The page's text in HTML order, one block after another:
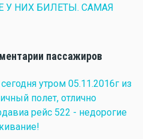
У НИХ БИЛЕТЫ. САМАЯ
пассажиров
утром 05.11.2016г из
полет, отлично
рейс 522 - недорогие